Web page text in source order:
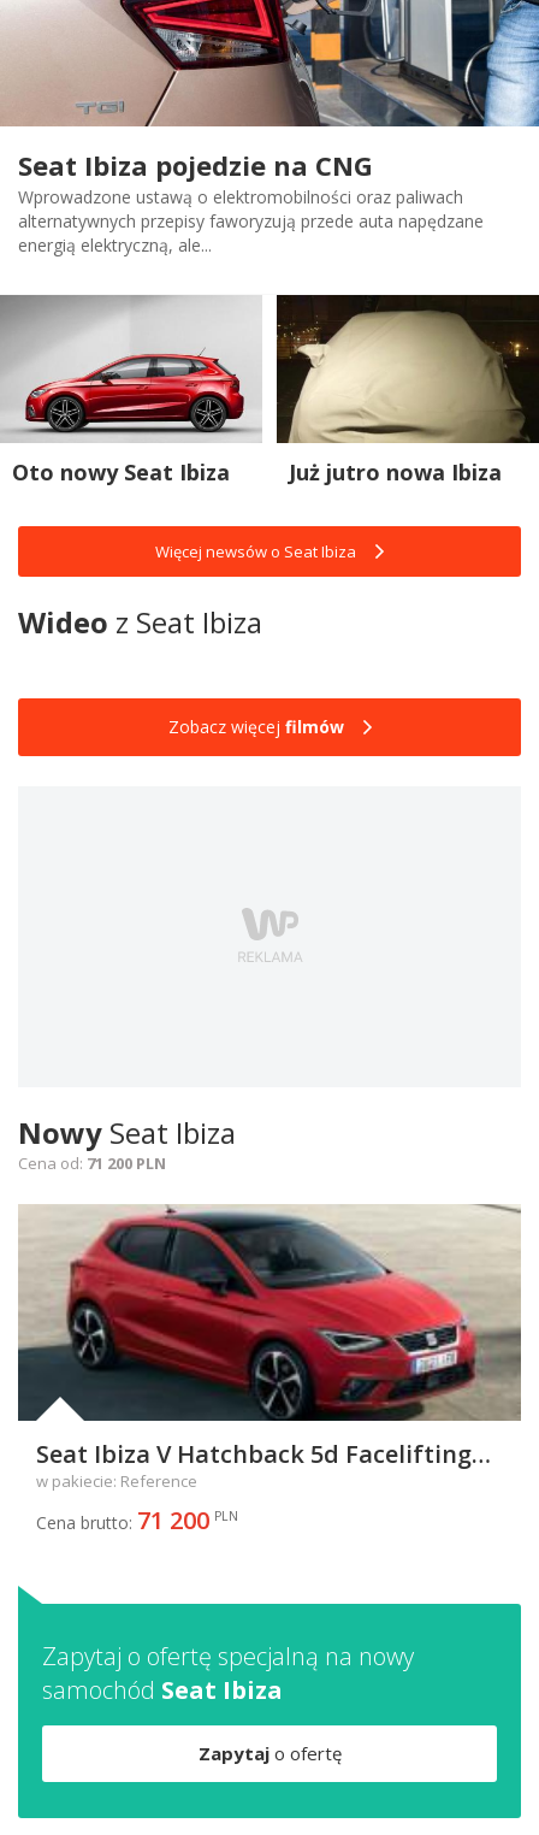
Seat Ibiza pojedzie na CNG
Wprowadzone ustawą o elektromobilności oraz paliwach
alternatywnych przepisy faworyzują przede auta napędzane
energią elektryczną, ale...
Oto nowy Seat Ibiza Już jutro nowa Ibiza
Więcej newsów o Seat Ibiza
Wideo z Seat Ibiza
Zobacz więcej filmów
Nowy Seat Ibiza
Cena od: 71 200 PLN
Seat Ibiza V Hatchback 5d Facelifting
1.0 MPI 80KM 59kW od 2021
w pakiecie: Reference
Cena brutto: 71 200 PLN
Zapytaj o ofertę specjalną na nowy
samochód Seat Ibiza
Zapytajo ofertę